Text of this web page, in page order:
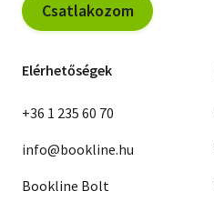
Csatlakozom
Elérhetőségek
+36 1 235 60 70
info@bookline.hu
Bookline Bolt